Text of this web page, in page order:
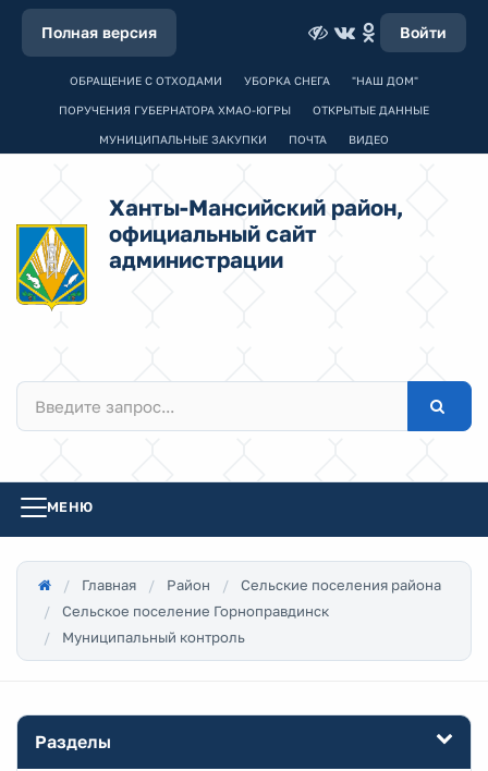
Полная версия Войти
ОБРАЩЕНИЕ С ОТХОДАМИ УБОРКА СНЕГА "НАШ ДОМ"
ПОРУЧЕНИЯ ГУБЕРНАТОРА ХМАО-ЮГРЫ ОТКРЫТЫЕ ДАННЫЕ
МУНИЦИПАЛЬНЫЕ ЗАКУПКИ ПОЧТА ВИДЕО
Ханты-Мансийский район,
официальный сайт
администрации
МЕНЮ
Главная Район
Сельские поселения района
Сельское поселение Горноправдинск
Муниципальный контроль
Разделы